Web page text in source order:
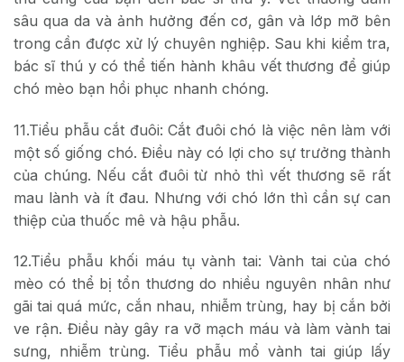
sâu qua da và ảnh hưởng đến cơ, gân và lớp mỡ bên
trong cần được xử lý chuyên nghiệp. Sau khi kiểm tra,
bác sĩ thú y có thể tiến hành khâu vết thương để giúp
chó mèo bạn hồi phục nhanh chóng.
11.Tiểu phẫu cắt đuôi: Cắt đuôi chó là việc nên làm với
một số giống chó. Điều này có lợi cho sự trưởng thành
của chúng. Nếu cắt đuôi từ nhỏ thì vết thương sẽ rất
mau lành và ít đau. Nhưng với chó lớn thì cần sự can
thiệp của thuốc mê và hậu phẫu.
12.Tiểu phẫu khối máu tụ vành tai: Vành tai của chó
mèo có thể bị tổn thương do nhiều nguyên nhân như
gãi tai quá mức, cắn nhau, nhiễm trùng, hay bị cắn bởi
ve rận. Điều này gây ra vỡ mạch máu và làm vành tai
sưng, nhiễm trùng. Tiểu phẫu mổ vành tai giúp lấy